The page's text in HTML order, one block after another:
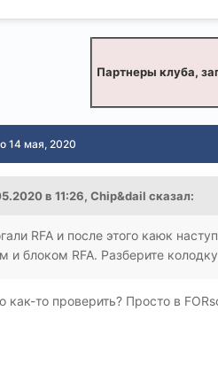
Партнеры клуба,
14 мая, 2020
в 11:26, Chip&dail сказал:
RFA и после этого каюк
и блоком RFA. Разберите
как-то проверить? Просто в